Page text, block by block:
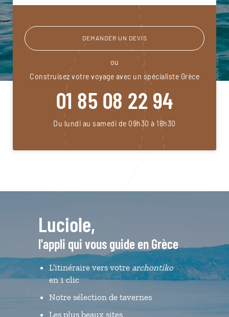
DEMANDER UN DEVIS
ou
Construisez votre voyage avec un spécialiste Grèce
01 85 08 22 94
Du lundi au samedi de 09h30 à 18h30
Luciole,
l'appli qui vous guide en Grèce
L’itinéraire vers votre archontiko
en 1 clic
Notre sélection de tavernes
Les plus beaux sites